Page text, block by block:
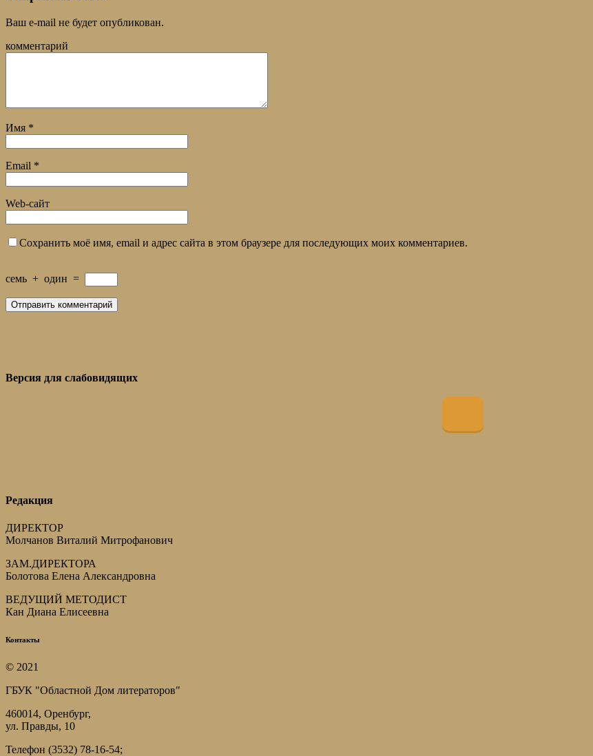
Ваш e-mail не будет опубликован.
комментарий
Имя *
Email *
Web-сайт
Сохранить моё имя, email и адрес сайта в этом браузере для последующих моих комментариев.
семь + один =
Версия для слабовидящих
Редакция
ДИРЕКТОР
Молчанов Виталий Митрофанович
ЗАМ.ДИРЕКТОРА
Болотова Елена Александровна
ВЕДУЩИЙ МЕТОДИСТ
Кан Диана Елисеевна
Контакты
© 2021
ГБУК "Областной Дом литераторов"
460014, Оренбург,
ул. Правды, 10
Телефон (3532) 78-16-54;